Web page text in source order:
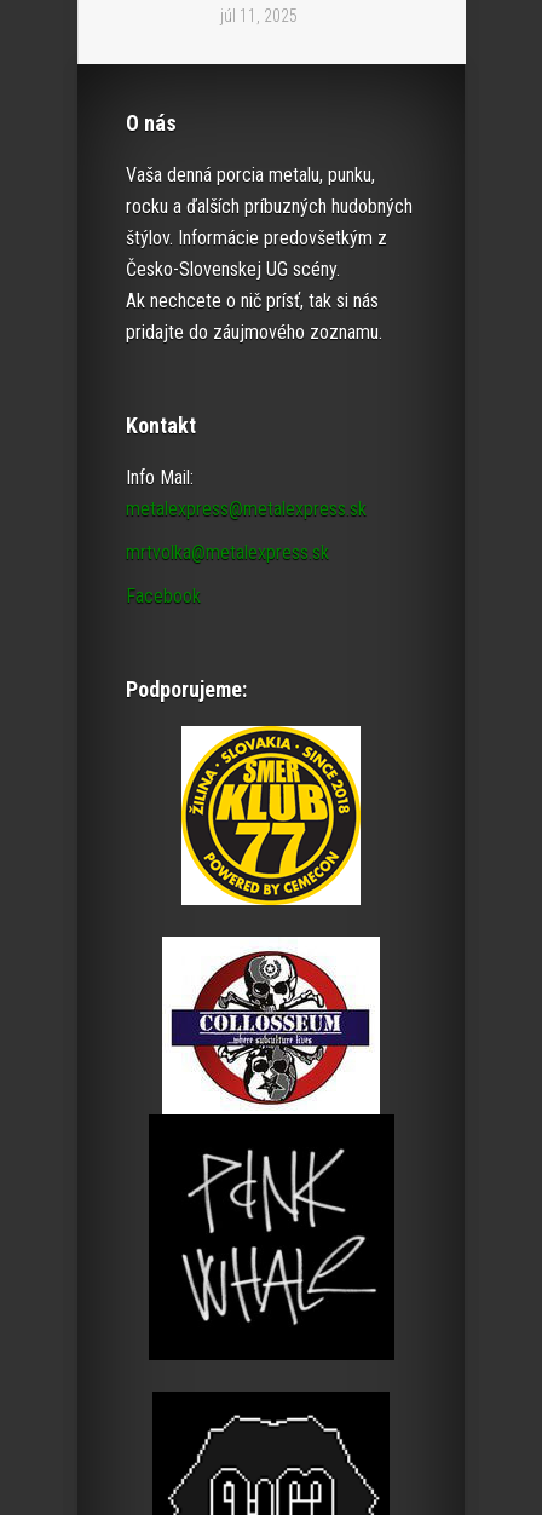
júl 11, 2025
O nás
Vaša denná porcia metalu, punku,
rocku a ďalších príbuzných hudobných
štýlov. Informácie predovšetkým z
Česko-Slovenskej UG scény.
Ak nechcete o nič prísť, tak si nás
pridajte do záujmového zoznamu.
Kontakt
Info Mail:
metalexpress@metalexpress.sk
mrtvolka@metalexpress.sk
Facebook
Podporujeme: